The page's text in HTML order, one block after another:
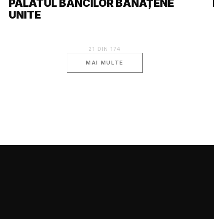
PALATUL BĂNCILOR BĂNĂȚENE
UNITE
21 DIN 174
MAI MULTE